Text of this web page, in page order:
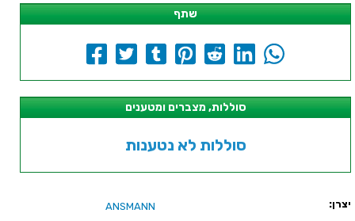
שתף
סוללות, מצברים ומטענים
סוללות לא נטענות
יצרן: ANSMANN